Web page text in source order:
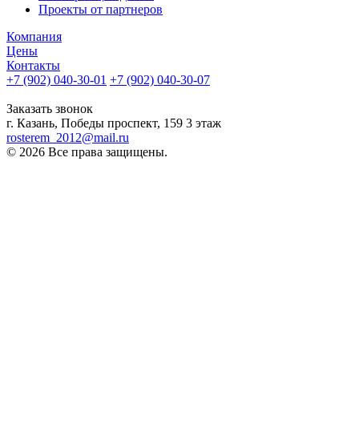
Проекты от партнеров
Компания
Цены
Контакты
+7 (902) 040-30-01 +7 (902) 040-30-07
Заказать звонок
г. Казань, Победы проспект, 159 3 этаж
rosterem_2012@mail.ru
© 2026 Все права защищены.